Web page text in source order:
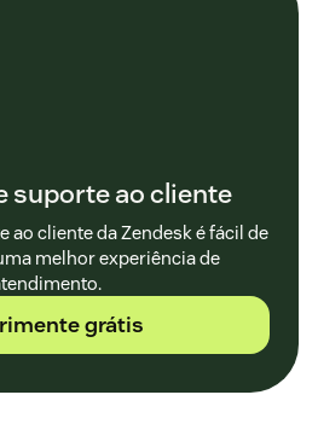
suporte ao cliente
ao cliente da Zendesk é fácil de
melhor experiência de
grátis